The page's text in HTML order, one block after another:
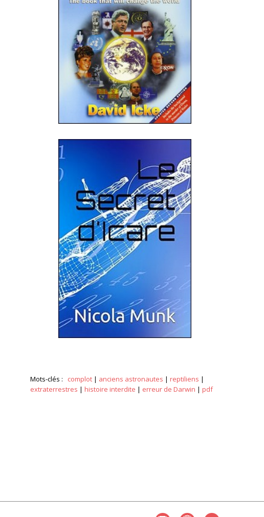
Mots-clés : complot | anciens astronautes | reptiliens |
extraterrestres | histoire interdite | erreur de Darwin | pdf